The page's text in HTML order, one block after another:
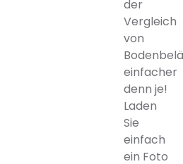
der
Vergleich
von
einfacher
denn je!
Laden
Sie
einfach
ein Foto